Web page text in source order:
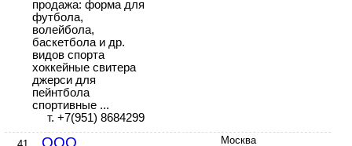
продажа: форма для
футбола,
волейбола,
баскетбола и др.
видов спорта
хоккейные свитера
джерси для
пейнтбола
спортивные ...
т. +7(951) 8684299
ООО
Москва